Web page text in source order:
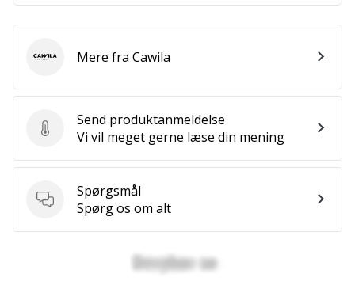
Send produktanmeldelse
Send produktanmeldelse
Vi vil meget gerne læse din mening
Spørgsmål
Spørgsmål
Spørg os om alt
CawilaMere fra Cawila